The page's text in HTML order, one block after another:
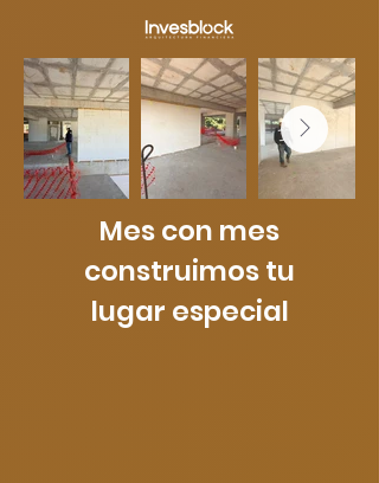
Mes con mes
construimos tu
lugar especial